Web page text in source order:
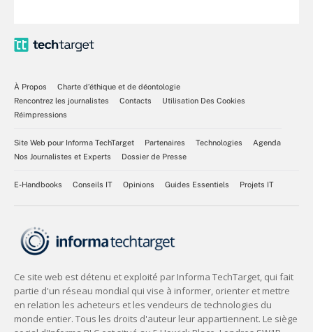
À Propos
Charte d’éthique et de déontologie
Rencontrez les journalistes
Contacts
Utilisation Des Cookies
Réimpressions
Site Web pour Informa TechTarget Partenaires Technologies
Agenda
Nos Journalistes et Experts
Dossier de Presse
E-Handbooks Conseils IT Opinions Guides Essentiels Projets IT